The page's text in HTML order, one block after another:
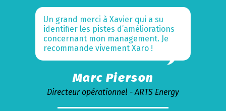
Un grand merci à Xavier qui a su
identifier les pistes d’améliorations
concernant mon management. Je
recommande vivement Xaro !
Marc Pierson
Directeur opérationnel - ARTS Energy